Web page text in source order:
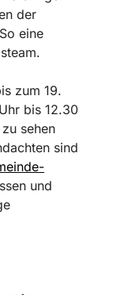
der
eine
zum 19.
bis 12.30
sehen
sind
und